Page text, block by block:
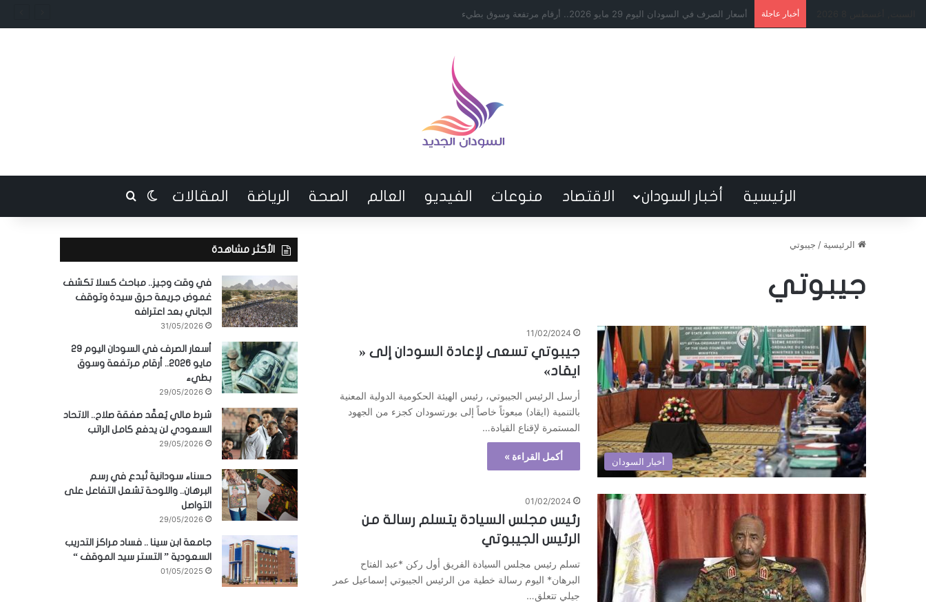
أخبار عاجلة شرط مالي يُعقّد صفقة صلاح.. الاتحاد السعودي لن يدفع كامل الراتب
الرئيسية أخبار السودان الاقتصاد منوعات الفيديو العالم الصحة الرياضة المقالات الوضع المظلم
بحث عن
الرئيسية / جيبوتي
جيبوتي
أخبار السودان
11/02/2024
جيبوتي تسعى لإعادة السودان إلى «
ايقاد»
أرسل الرئيس الجيبوتي، رئيس الهيئة الحكومية الدولية المعنية
بالتنمية (ايقاد) مبعوثاً خاصاً إلى بورتسودان كجزء من الجهود
المستمرة لإقناع القيادة…
أكمل القراءة »
01/02/2024
رئيس مجلس السيادة يتسلم رسالة من
الرئيس الجيبوتي
تسلم رئيس مجلس السيادة الفريق أول ركن *عبد الفتاح
البرهان* اليوم رسالة خطية من الرئيس الجيبوتي إسماعيل عمر
جيلي تتعلق…
الأكثر مشاهدة
في وقت وجيز.. مباحث كسلا تكشف
غموض جريمة حرق سيدة وتوقف
الجاني بعد اعترافه
31/05/2026
أسعار الصرف في السودان اليوم 29
مايو 2026.. أرقام مرتفعة وسوق
بطيء
29/05/2026
شرط مالي يُعقّد صفقة صلاح.. الاتحاد
السعودي لن يدفع كامل الراتب
29/05/2026
حسناء سودانية تُبدع في رسم
البرهان.. واللوحة تشعل التفاعل على
التواصل
29/05/2026
جامعة ابن سينا .. فساد مراكز التدريب
السعودية ” التستر سيد الموقف “
01/05/2025